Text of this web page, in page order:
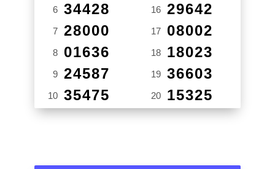
6 34428
7 28000
8 01636
9 24587
10 35475
16 29642
17 08002
18 18023
19 36603
20 15325